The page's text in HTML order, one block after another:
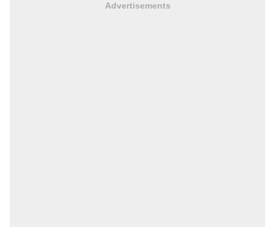
Advertisements